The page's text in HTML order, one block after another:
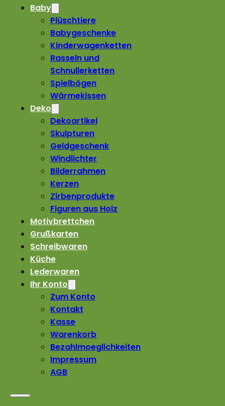
Baby
Plüschtiere
Babygeschenke
Kinderwagenketten
Rasseln und
Schnullerketten
Spielbögen
Wärmekissen
Deko
Dekoartikel
Skulpturen
Geldgeschenk
Windlichter
Bilderrahmen
Kerzen
Zirbenprodukte
Figuren aus Holz
Motivbrettchen
Grußkarten
Schreibwaren
Küche
Lederwaren
Ihr Konto
Zum Konto
Kontakt
Kasse
Warenkorb
Bezahlmoeglichkeiten
Impressum
AGB